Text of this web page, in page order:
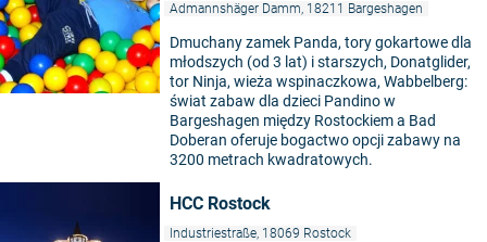
Admannshäger Damm, 18211 Bargeshagen
Dmuchany zamek Panda, tory gokartowe dla
młodszych (od 3 lat) i starszych, Donatglider,
tor Ninja, wieża wspinaczkowa, Wabbelberg:
świat zabaw dla dzieci Pandino w
Bargeshagen między Rostockiem a Bad
Doberan oferuje bogactwo opcji zabawy na
3200 metrach kwadratowych.
HCC Rostock
Industriestraße, 18069 Rostock